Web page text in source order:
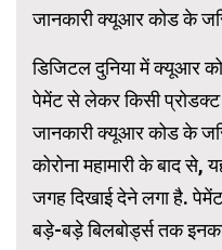
जानकारी क्यूआर कोड के
डिजिटल दुनिया में क्यूआर
पेमेंट से लेकर किसी
जानकारी क्यूआर कोड के
कोरोना महामारी के बाद से,
जगह दिखाई देने लगा है.
बड़े-बड़े बिलबोर्ड्स तक